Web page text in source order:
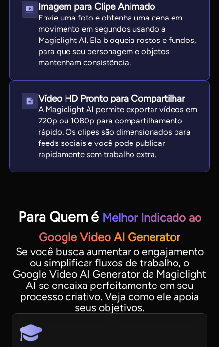
Imagem para Clipe Animado
Envie uma foto e obtenha uma cena em
movimento em segundos usando a
Magiclight AI. Ela bloqueia rostos e fundos,
para que seu personagem e objetos
mantenham consistência.
Vídeo HD Pronto para Compartilhar
A Magiclight AI permite exportar vídeos em
720p ou 1080p para compartilhamento
rápido. Os clipes são dimensionados para
feeds sociais e você pode publicar
rapidamente sem trabalho extra.
Para Quem é Melhor Indicado ao
Google Video AI Generator
Se você busca aumentar o engajamento
ou simplificar fluxos de trabalho, o
Google Video AI Generator da Magiclight
AI se encaixa perfeitamente em seu
processo criativo. Veja como ele apoia
seus objetivos.